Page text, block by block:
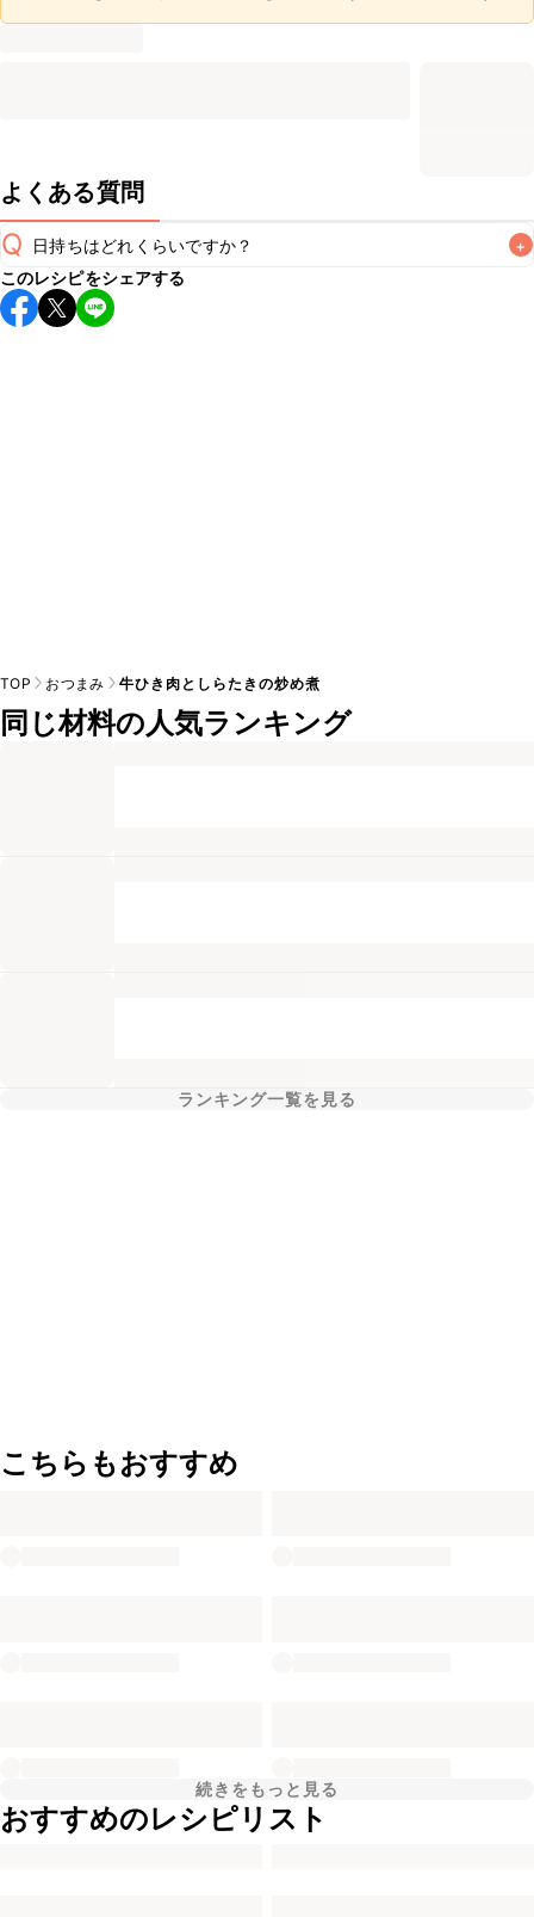
よくある質問
Q 日持ちはどれくらいですか？ +
保存期間は冷蔵で翌日中が目安です。なるべくお早めにお召
し上がりください。
このレシピをシェアする
TOP おつまみ 牛ひき肉としらたきの炒め煮
同じ材料の人気ランキング
ランキング一覧を見る
こちらもおすすめ
続きをもっと見る
おすすめのレシピリスト